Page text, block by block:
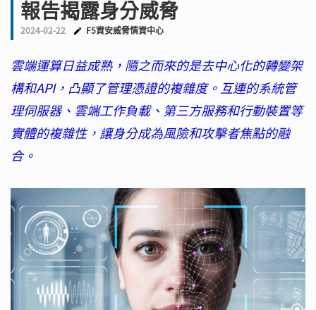
報告揭露身分威脅
2024-02-22 F5資安威脅情資中心
雲端運算日益成熟，隨之而來的是去中心化的轉變架
構和API，凸顯了管理憑證的複雜度。互連的系統管
理伺服器、雲端工作負載、第三方服務和行動裝置等
實體的複雜性，讓身分成為風險和攻擊者焦點的融
合。